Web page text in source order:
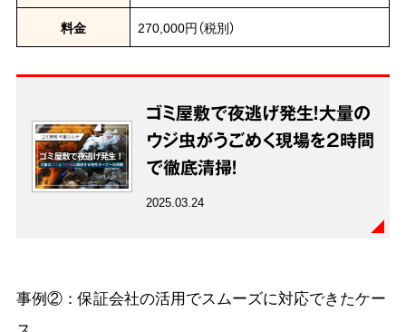
料金
270,000円（税別）
ゴミ屋敷で夜逃げ発生！大量の
ウジ虫がうごめく現場を2時間
で徹底清掃！
2025.03.24
事例②：保証会社の活用でスムーズに対応できたケー